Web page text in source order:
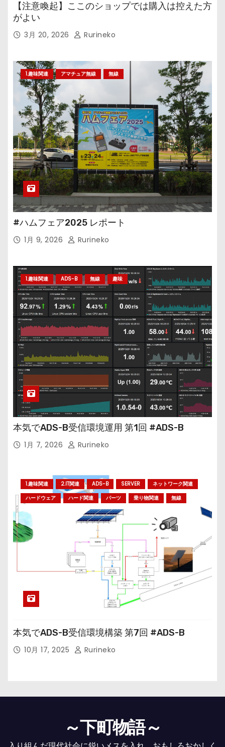
【注意喚起】ここのショップでは購入は控えた方
がよい
3月 20, 2026 Rurineko
1.趣味関連 アマチュア無線 無線
#ハムフェア2025 レポート
1月 9, 2026 Rurineko
1.趣味関連 ADS-B 無線 趣味
本気でADS-B受信環境運用 第1回 #ADS-B
1月 7, 2026 Rurineko
1.趣味関連 2.IT関連 ADS-B SERVER
ネットワーク関連
ハードウェア
ハード関連 パーツ 乗り物関連 無線
本気でADS-B受信環境構築 第7回 #ADS-B
10月 17, 2025 Rurineko
～下町物語～